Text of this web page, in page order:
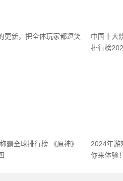
更新，把全体玩家都逗笑
中国十大
排行榜
霸全球排行榜 《原神》
2024年游
你来体验！